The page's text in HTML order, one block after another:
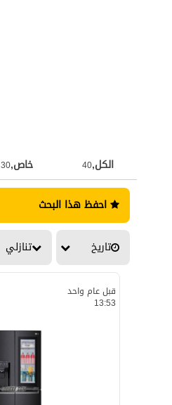
الكل,40 خاص,30
احفظ هذا البحث
تاريخ تنازلي
قبل عام واحد
13:53